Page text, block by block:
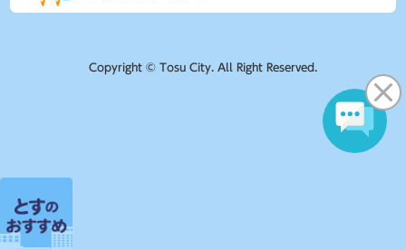
Copyright © Tosu City. All Right Reserved.